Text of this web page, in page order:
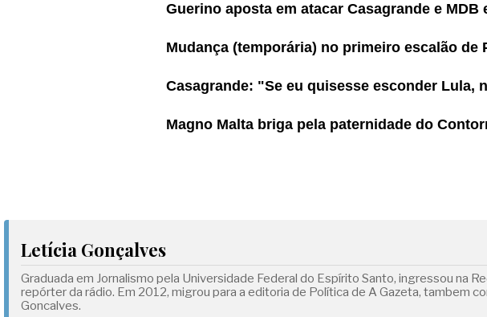
Guerino aposta em atacar Casagrande e MDB
Mudança (temporária) no primeiro escalão de
Casagrande: "Se eu quisesse esconder Lula,
Magno Malta briga pela paternidade do
Letícia Gonçalves
Graduada em Jornalismo pela Universidade Federal do Espírito Santo, ingressou na
repórter da rádio. Em 2012, migrou para a editoria de Política de A Gazeta, tambem
Goncalves.